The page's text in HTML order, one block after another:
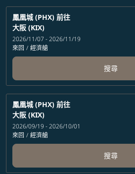
鳳凰城 (PHX) 前往
大阪 (KIX)
2026/11/07 - 2026/11/19
來回 / 經濟艙
搜尋
鳳凰城 (PHX) 前往
大阪 (KIX)
2026/09/19 - 2026/10/01
來回 / 經濟艙
搜尋